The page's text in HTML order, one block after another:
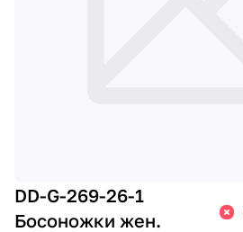
DD-G-269-26-1
Босоножки жен.